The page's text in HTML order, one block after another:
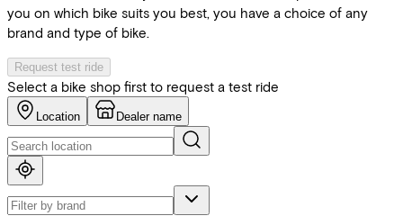
you on which bike suits you best, you have a choice of any
brand and type of bike.
Request test ride
Select a bike shop first to request a test ride
Location Dealer name